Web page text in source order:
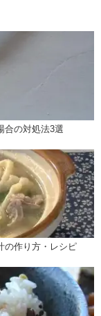
合の対処法3選
の作り方・レシピ